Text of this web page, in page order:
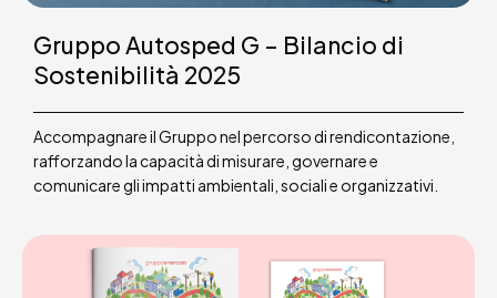
Gruppo Autosped G – Bilancio di
Sostenibilità 2025
Accompagnare il Gruppo nel percorso di rendicontazione,
rafforzando la capacità di misurare, governare e
comunicare gli impatti ambientali, sociali e organizzativi.